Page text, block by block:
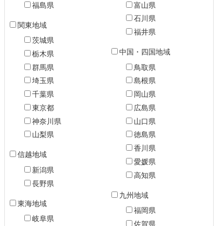
福島県
関東地域
茨城県
栃木県
群馬県
埼玉県
千葉県
東京都
神奈川県
山梨県
信越地域
新潟県
長野県
東海地域
岐阜県
富山県
石川県
福井県
中国・四国地域
鳥取県
島根県
岡山県
広島県
山口県
徳島県
香川県
愛媛県
高知県
九州地域
福岡県
佐賀県